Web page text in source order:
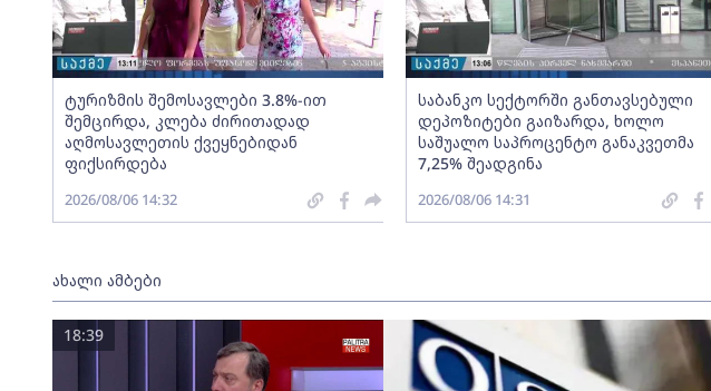
ტურიზმის შემოსავლები 3.8%-ით
შემცირდა, კლება ძირითადად
აღმოსავლეთის ქვეყნებიდან
ფიქსირდება
2026/08/06 14:32
საბანკო სექტორში განთავსებული
დეპოზიტები გაიზარდა, ხოლო
საშუალო საპროცენტო განაკვეთმა
7,25% შეადგინა
2026/08/06 14:31
ახალი ამბები
18:39